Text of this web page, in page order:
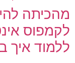
מהכיתה
לקמפוס
ללמוד איך